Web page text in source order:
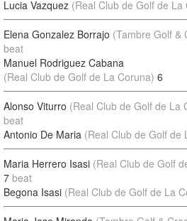
Lucia Vazquez (Real Club de Golf de La
Elena Gonzalez Borrajo (Tambre Golf &
beat
Manuel Rodriguez Cabana
(Real Club de Golf de La Coruna) 6
Alonso Viturro (Real Club de Golf de La
beat
Antonio De Maria (Real Club de Golf de
Maria Herrero Isasi (Real Club de Golf
7 beat
Begona Isasi (Real Club de Golf de La